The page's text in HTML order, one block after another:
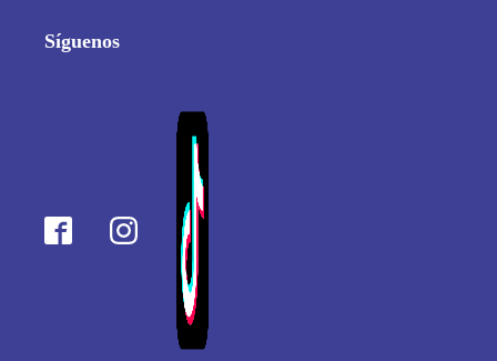
Síguenos